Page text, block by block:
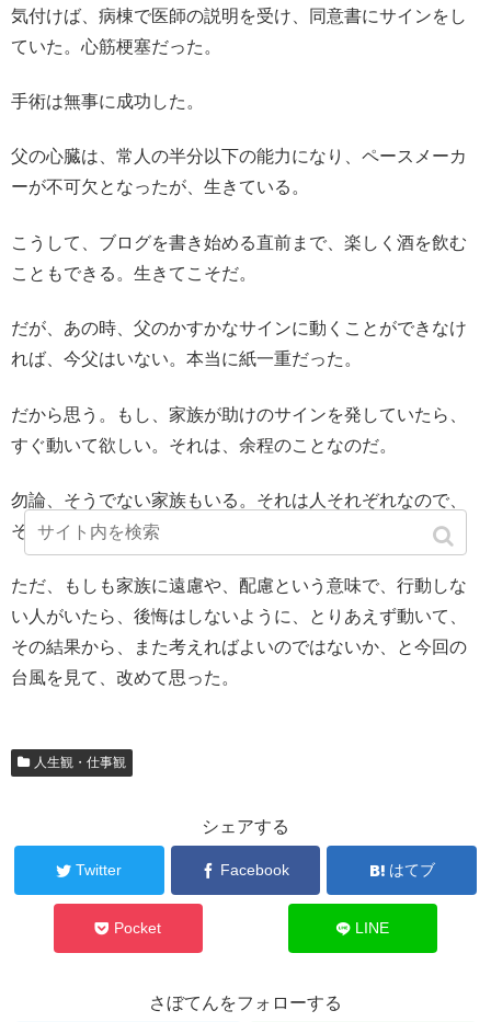
気付けば、病棟で医師の説明を受け、同意書にサインをし
ていた。心筋梗塞だった。
手術は無事に成功した。
父の心臓は、常人の半分以下の能力になり、ペースメーカ
ーが不可欠となったが、生きている。
こうして、ブログを書き始める直前まで、楽しく酒を飲む
こともできる。生きてこそだ。
だが、あの時、父のかすかなサインに動くことができなけ
れば、今父はいない。本当に紙一重だった。
だから思う。もし、家族が助けのサインを発していたら、
すぐ動いて欲しい。それは、余程のことなのだ。
勿論、そうでない家族もいる。それは人それぞれなので、
それで良いだろう。
ただ、もしも家族に遠慮や、配慮という意味で、行動しな
い人がいたら、後悔はしないように、とりあえず動いて、
その結果から、また考えればよいのではないか、と今回の
台風を見て、改めて思った。
人生観・仕事観
シェアする
Twitter Facebook はてブ
Pocket LINE
さぼてんをフォローする